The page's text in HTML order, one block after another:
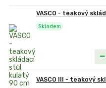
VASCO - teakový
Skladem
VASCO III - teakový